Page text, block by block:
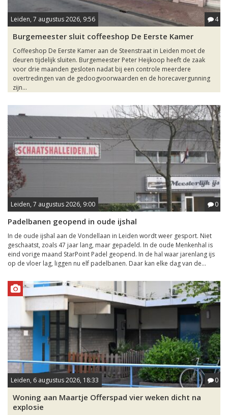
Leiden, 7 augustus 2026, 9:56 4
Burgemeester sluit coffeeshop De Eerste Kamer
Coffeeshop De Eerste Kamer aan de Steenstraat in Leiden moet de
deuren tijdelijk sluiten. Burgemeester Peter Heijkoop heeft de zaak
voor drie maanden gesloten nadat bij een controle meerdere
overtredingen van de gedoogvoorwaarden en de horecavergunning
zijn...
Leiden, 7 augustus 2026, 9:00 0
Padelbanen geopend in oude ijshal
In de oude ijshal aan de Vondellaan in Leiden wordt weer gesport. Niet
geschaatst, zoals 47 jaar lang, maar gepadeld. In de oude Menkenhal is
eind vorige maand StarPoint Padel geopend. In de hal waar jarenlang ijs
op de vloer lag, liggen nu elf padelbanen. Daar kan elke dag van de...
Leiden, 6 augustus 2026, 18:33 0
Woning aan Maartje Offerspad vier weken dicht na
explosie